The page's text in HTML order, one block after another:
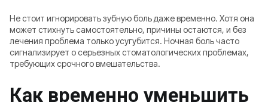
Не стоит игнорировать зубную боль даже временно. Хотя она
может стихнуть самостоятельно, причины остаются, и без
лечения проблема только усугубится. Ночная боль часто
сигнализирует о серьезных стоматологических проблемах,
требующих срочного вмешательства.
Как временно уменьшить